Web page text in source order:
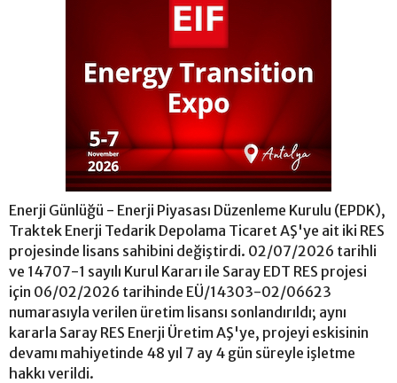
Enerji Günlüğü - Enerji Piyasası Düzenleme Kurulu (EPDK),
Traktek Enerji Tedarik Depolama Ticaret AŞ'ye ait iki RES
projesinde lisans sahibini değiştirdi. 02/07/2026 tarihli
ve 14707-1 sayılı Kurul Kararı ile Saray EDT RES projesi
için 06/02/2026 tarihinde EÜ/14303-02/06623
numarasıyla verilen üretim lisansı sonlandırıldı; aynı
kararla Saray RES Enerji Üretim AŞ'ye, projeyi eskisinin
devamı mahiyetinde 48 yıl 7 ay 4 gün süreyle işletme
hakkı verildi.